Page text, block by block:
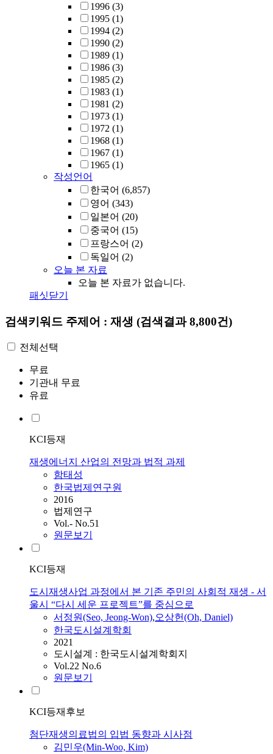
1996 (3)
1995 (1)
1994 (2)
1990 (2)
1989 (1)
1986 (3)
1985 (2)
1983 (1)
1981 (2)
1973 (1)
1972 (1)
1968 (1)
1967 (1)
1965 (1)
작성언어
한국어 (6,857)
영어 (343)
일본어 (20)
중국어 (15)
프랑스어 (2)
독일어 (2)
오늘 본 자료
오늘 본 자료가 없습니다.
패싯닫기
검색키워드 주제어 : 재생 (검색결과 8,800건)
전체선택
무료
기관내 무료
유료
KCI등재
재생에너지 산업의 전망과 법적 과제
함태성
한국법제연구원
2016
법제연구
Vol.- No.51
원문보기
KCI등재
도시재생사업 과정에서 본 기존 주민의 사회적 재생 - 서
울시 “다시 세운 프로젝트”를 중심으로
서정원(Seo, Jeong-Won),오상헌(Oh, Daniel)
한국도시설계학회
2021
도시설계 : 한국도시설계학회지
Vol.22 No.6
원문보기
KCI등재후보
첨단재생의료법의 입법 동향과 시사점
김민우(Min-Woo, Kim)